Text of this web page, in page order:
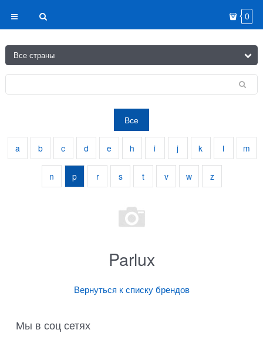
0
Все
a b c d e h i j k l m
n p r s t v w z
Parlux
Вернуться к списку брендов
Мы в соц сетях